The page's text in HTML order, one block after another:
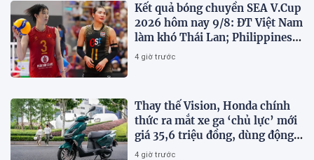
Kết quả bóng chuyền SEA V.Cup
2026 hôm nay 9/8: ĐT Việt Nam
làm khó Thái Lan; Philippines
gây bất ngờ
4 giờ trước
Thay thế Vision, Honda chính
thức ra mắt xe ga ‘chủ lực’ mới
giá 35,6 triệu đồng, dùng động
cơ 125cc ngang SH Mode
4 giờ trước